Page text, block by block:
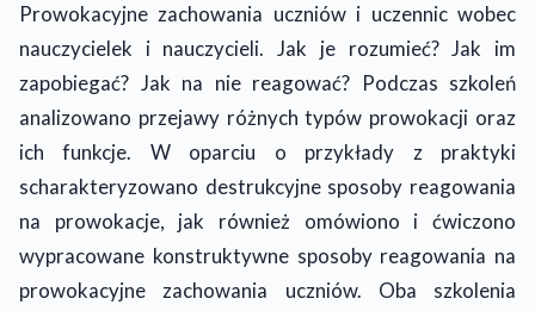
Prowokacyjne zachowania uczniów i uczennic wobec
nauczycielek i nauczycieli. Jak je rozumieć? Jak im
zapobiegać? Jak na nie reagować? Podczas szkoleń
analizowano przejawy różnych typów prowokacji oraz
ich funkcje. W oparciu o przykłady z praktyki
scharakteryzowano destrukcyjne sposoby reagowania
na prowokacje, jak również omówiono i ćwiczono
wypracowane konstruktywne sposoby reagowania na
prowokacyjne zachowania uczniów. Oba szkolenia